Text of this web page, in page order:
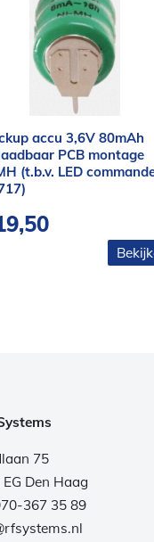
accu 3,6V 80mAh
PCB montage
(t.b.v. LED
75
Den Haag
367 35 89